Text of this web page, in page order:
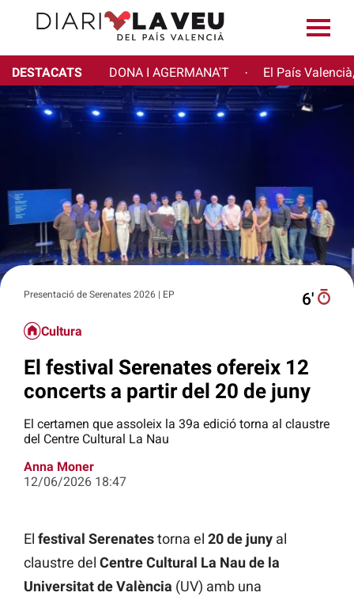
DESTACATS DONA I AGERMANA'T · El País
Presentació de Serenates 2026 | EP 6′
Cultura
El festival Serenates ofereix 12
concerts a partir del 20 de juny
El certamen que assoleix la 39a edició torna al claustre
del Centre Cultural La Nau
Anna Moner
12/06/2026 18:47
El festival Serenatestorna el 20 de juny al
claustre del Centre Cultural La Nau de la
Universitat de València (UV) amb una